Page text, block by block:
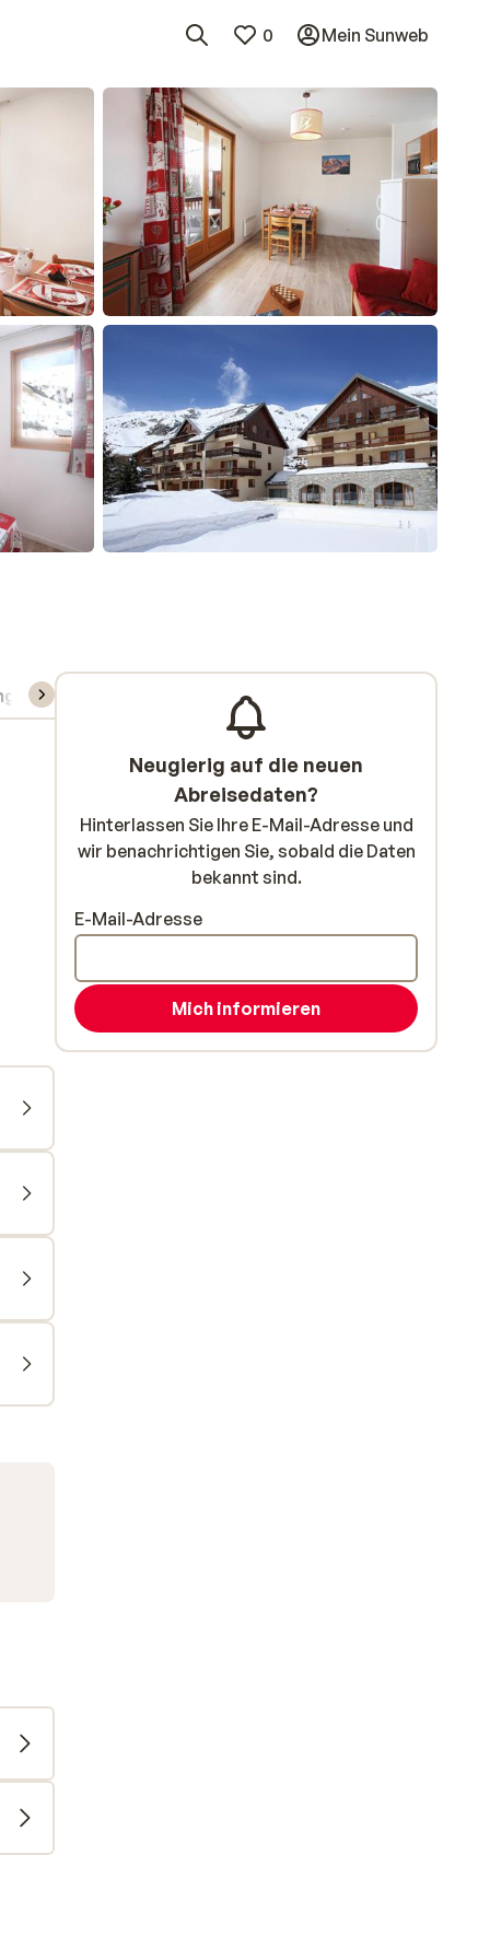
0 Mein Sunweb
Skipass/Kurse/Material
Neugierig auf die neuen
Abreisedaten?
Hinterlassen Sie Ihre E-Mail-Adresse und
wir benachrichtigen Sie, sobald die Daten
bekannt sind.
E-Mail-Adresse
Mich informieren